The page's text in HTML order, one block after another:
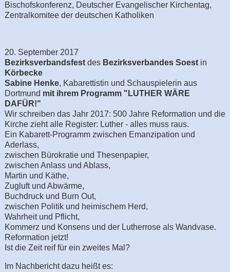
Bischofskonferenz, Deutscher Evangelischer Kirchentag,
Zentralkomitee der deutschen Katholiken
20. September 2017
BezirksverbandsfestdesBezirksverbandes Soestin
Körbecke
Sabine Henke, Kabarettistin und Schauspielerin aus
Dortmund mit ihrem Programm "LUTHER WÄRE
DAFÜR!"
Wir schreiben das Jahr 2017: 500 Jahre Reformation und die
Kirche zieht alle Register: Luther - alles muss raus.
Ein Kabarett-Programm zwischen Emanzipation und
Aderlass,
zwischen Bürokratie und Thesenpapier,
zwischen Anlass und Ablass,
Martin und Käthe,
Zugluft und Abwärme,
Buchdruck und Burn Out,
zwischen Politik und heimischem Herd,
Wahrheit und Pflicht,
Kommerz und Konsens und der Lutherrose als Wandvase.
Reformation jetzt!
Ist die Zeit reif für ein zweites Mal?
Im Nachbericht dazu heißt es: